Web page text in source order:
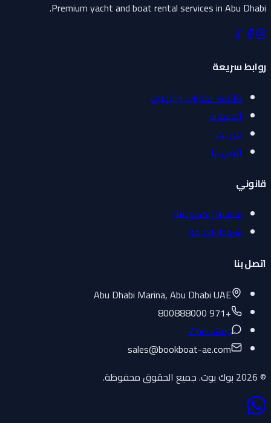
Premium yacht and boat rental services in Abu Dhabi.
روابط سريعة
قائمة القوارب واليخوت
الخدمات
من نحن
اتصل بنا
قانوني
سياسة الخصوصية
شروط الخدمة
اتصل بنا
Abu Dhabi Marina, Abu Dhabi UAE
+971 800888000
WhatsApp
sales@bookboat-ae.com
© 2026 بوك بوت. جميع الحقوق محفوظة.